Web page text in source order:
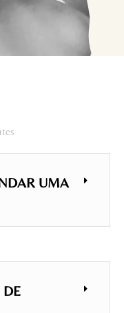
UMA
DE